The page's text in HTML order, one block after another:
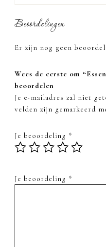
Beoordelingen
Er zijn nog geen
Wees de eerste om
beoordelen
Je e-mailadres zal niet
velden zijn gemarkeerd
Je beoordeling *
Je beoordeling *